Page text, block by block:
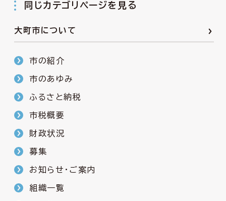
同じカテゴリページを見る
大町市について
市の紹介
市のあゆみ
ふるさと納税
市税概要
財政状況
募集
お知らせ・ご案内
組織一覧